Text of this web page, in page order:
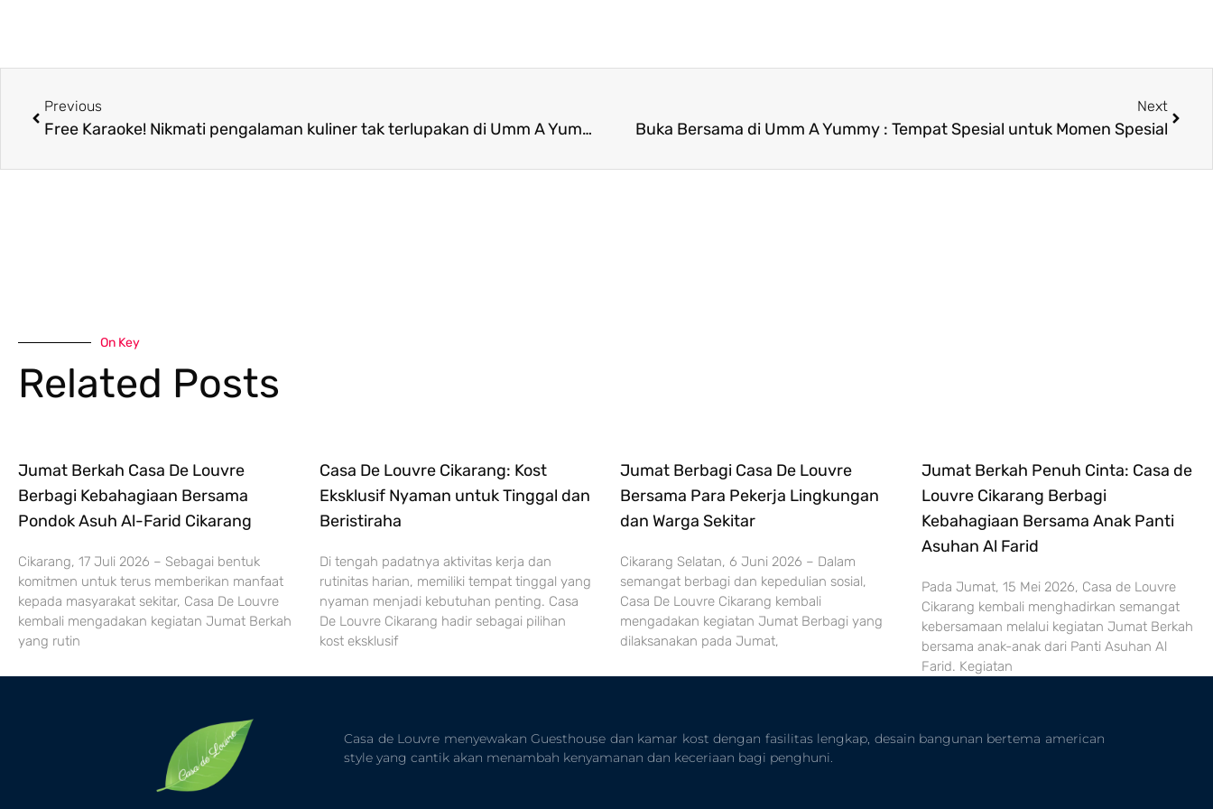
Previous
Free Karaoke! Nikmati pengalaman kuliner tak terlupakan di Umm A Yummy Shabu & Grill Karawang
Next
Buka Bersama di Umm A Yummy : Tempat Spesial untuk Momen Spesial
On Key
Related Posts
Jumat Berkah Casa De Louvre
Berbagi Kebahagiaan Bersama
Pondok Asuh Al-Farid Cikarang
Cikarang, 17 Juli 2026 – Sebagai bentuk
komitmen untuk terus memberikan manfaat
kepada masyarakat sekitar, Casa De Louvre
kembali mengadakan kegiatan Jumat Berkah
yang rutin
Casa De Louvre Cikarang: Kost
Eksklusif Nyaman untuk Tinggal dan
Beristiraha
Di tengah padatnya aktivitas kerja dan
rutinitas harian, memiliki tempat tinggal yang
nyaman menjadi kebutuhan penting. Casa
De Louvre Cikarang hadir sebagai pilihan
kost eksklusif
Jumat Berbagi Casa De Louvre
Bersama Para Pekerja Lingkungan
dan Warga Sekitar
Cikarang Selatan, 6 Juni 2026 – Dalam
semangat berbagi dan kepedulian sosial,
Casa De Louvre Cikarang kembali
mengadakan kegiatan Jumat Berbagi yang
dilaksanakan pada Jumat,
Jumat Berkah Penuh Cinta: Casa de
Louvre Cikarang Berbagi
Kebahagiaan Bersama Anak Panti
Asuhan Al Farid
Pada Jumat, 15 Mei 2026, Casa de Louvre
Cikarang kembali menghadirkan semangat
kebersamaan melalui kegiatan Jumat Berkah
bersama anak-anak dari Panti Asuhan Al
Farid. Kegiatan
Casa de Louvre menyewakan Guesthouse dan kamar kost dengan fasilitas lengkap, desain bangunan bertema american
style yang cantik akan menambah kenyamanan dan keceriaan bagi penghuni.